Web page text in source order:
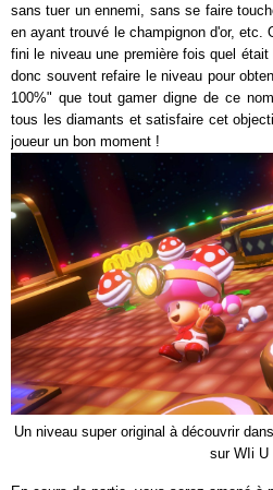
sans tuer un ennemi, sans se faire
en ayant trouvé le champignon d'or, etc.
fini le niveau une première fois quel
donc souvent refaire le niveau pour
100%" que tout gamer digne de ce
tous les diamants et satisfaire cet
joueur un bon moment !
Un niveau super original à découvrir
sur WIi U